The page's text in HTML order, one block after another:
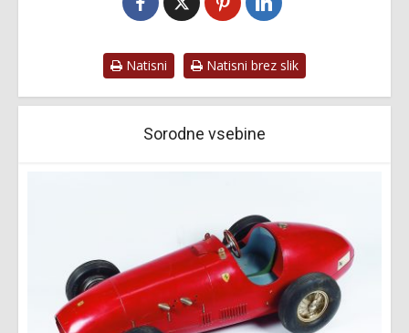
Natisni Natisni brez slik
Sorodne vsebine